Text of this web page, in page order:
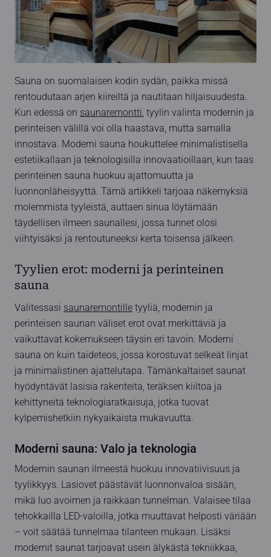
Sauna on suomalaisen kodin sydän, paikka missä
rentoudutaan arjen kiireiltä ja nautitaan hiljaisuudesta.
Kun edessä on saunaremontti, tyylin valinta modernin ja
perinteisen välillä voi olla haastava, mutta samalla
innostava. Moderni sauna houkuttelee minimalistisella
estetiikallaan ja teknologisilla innovaatioillaan, kun taas
perinteinen sauna huokuu ajattomuutta ja
luonnonläheisyyttä. Tämä artikkeli tarjoaa näkemyksiä
molemmista tyyleistä, auttaen sinua löytämään
täydellisen ilmeen saunallesi, jossa tunnet olosi
viihtyisäksi ja rentoutuneeksi kerta toisensa jälkeen.
Tyylien erot: moderni ja perinteinen
sauna
Valitessasi saunaremontille tyyliä, modernin ja
perinteisen saunan väliset erot ovat merkittäviä ja
vaikuttavat kokemukseen täysin eri tavoin. Moderni
sauna on kuin taideteos, jossa korostuvat selkeät linjat
ja minimalistinen ajattelutapa. Tämänkaltaiset saunat
hyödyntävät lasisia rakenteita, teräksen kiiltoa ja
kehittyneitä teknologiaratkaisuja, jotka tuovat
kylpemishetkiin nykyaikaista mukavuutta.
Moderni sauna: Valo ja teknologia
Modernin saunan ilmeestä huokuu innovatiivisuus ja
tyylikkyys. Lasiovet päästävät luonnonvaloa sisään,
mikä luo avoimen ja raikkaan tunnelman. Valaisee tilaa
tehokkailla LED-valoilla, jotka muuttavat helposti väriään
– voit säätää tunnelmaa tilanteen mukaan. Lisäksi
modernit saunat tarjoavat usein älykästä tekniikkaa,